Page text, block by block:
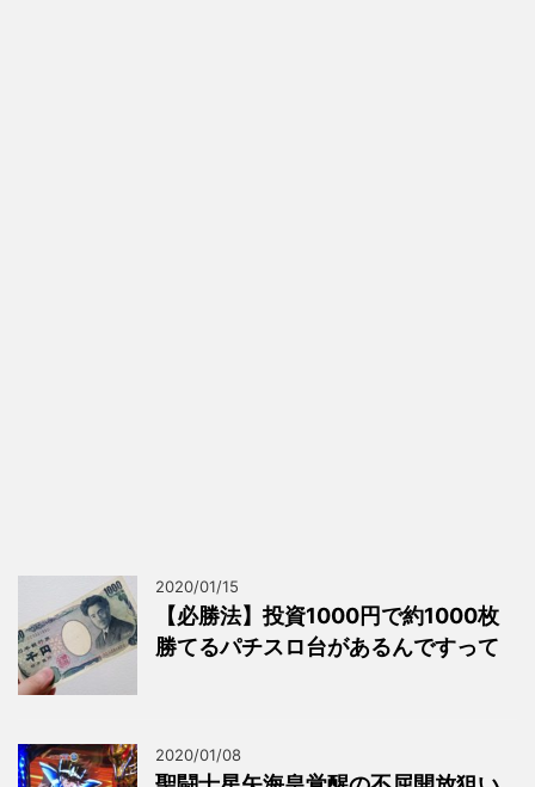
2020/01/15
【必勝法】投資1000円で約1000枚
勝てるパチスロ台があるんですって
2020/01/08